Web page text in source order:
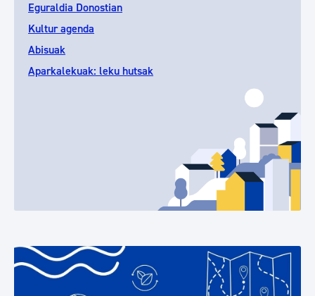
Eguraldia Donostian
Kultur agenda
Abisuak
Aparkalekuak: leku hutsak